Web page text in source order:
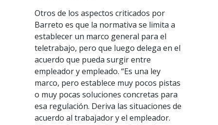
Otros de los aspectos criticados por
Barreto es que la normativa se limita a
establecer un marco general para el
teletrabajo, pero que luego delega en el
acuerdo que pueda surgir entre
empleador y empleado. “Es una ley
marco, pero establece muy pocos pistas
o muy pocas soluciones concretas para
esa regulación. Deriva las situaciones de
acuerdo al trabajador y el empleador.